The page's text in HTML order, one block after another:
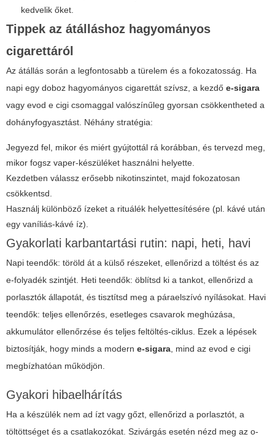
kedvelik őket.
Tippek az átálláshoz hagyományos
cigarettáról
Az átállás során a legfontosabb a türelem és a fokozatosság. Ha
napi egy doboz hagyományos cigarettát szívsz, a kezdő e-sigara
vagy evod e cigi csomaggal valószínűleg gyorsan csökkentheted a
dohányfogyasztást. Néhány stratégia:
Jegyezd fel, mikor és miért gyújtottál rá korábban, és tervezd meg,
mikor fogsz vaper-készüléket használni helyette.
Kezdetben válassz erősebb nikotinszintet, majd fokozatosan
csökkentsd.
Használj különböző ízeket a rituálék helyettesítésére (pl. kávé után
egy vaníliás-kávé íz).
Gyakorlati karbantartási rutin: napi, heti, havi
Napi teendők: töröld át a külső részeket, ellenőrizd a töltést és az
e-folyadék szintjét. Heti teendők: öblítsd ki a tankot, ellenőrizd a
porlasztók állapotát, és tisztítsd meg a páraelszívó nyílásokat. Havi
teendők: teljes ellenőrzés, esetleges csavarok meghúzása,
akkumulátor ellenőrzése és teljes feltöltés-ciklus. Ezek a lépések
biztosítják, hogy minds a modern e-sigara , mind az evod e cigi
megbízhatóan működjön.
Gyakori hibaelhárítás
Ha a készülék nem ad ízt vagy gőzt, ellenőrizd a porlasztót, a
töltöttséget és a csatlakozókat. Szivárgás esetén nézd meg az o-